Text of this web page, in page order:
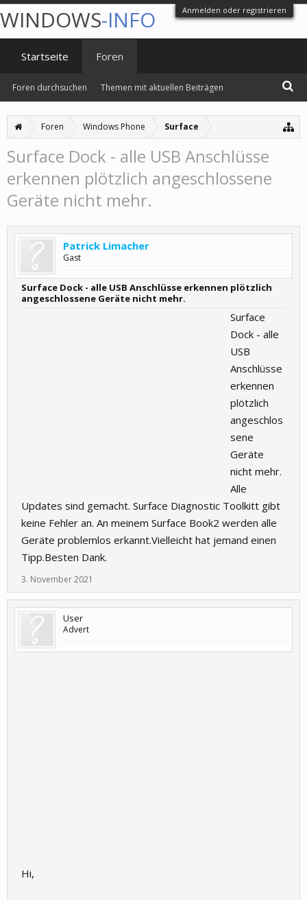
Anmelden oder registrieren
Foren Windows Phone Surface
Surface Dock - alle USB Anschlüsse
erkennen plötzlich angeschlossene
Geräte nicht mehr.
Patrick Limacher
Gast
Surface Dock - alle USB Anschlüsse erkennen plötzlich
angeschlossene Geräte nicht mehr.
Surface
Dock - alle
USB
Anschlüsse
erkennen
plötzlich
angeschlos
sene
Geräte
nicht mehr.
Alle
Updates sind gemacht. Surface Diagnostic Toolkitt gibt
keine Fehler an. An meinem Surface Book2 werden alle
Geräte problemlos erkannt.Vielleicht hat jemand einen
Tipp.Besten Dank.
3. November 2021
User
Advert
Hi,
WINDOWS-INFO
Startseite Foren
Foren durchsuchen Themen mit aktuellen Beiträgen